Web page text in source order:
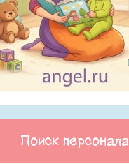
Поиск персонала